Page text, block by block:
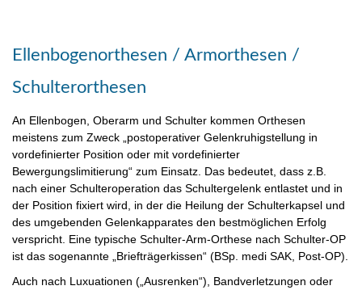
Ellenbogenorthesen / Armorthesen /
Schulterorthesen
An Ellenbogen, Oberarm und Schulter kommen Orthesen
meistens zum Zweck „postoperativer Gelenkruhigstellung in
vordefinierter Position oder mit vordefinierter
Bewergungslimitierung“ zum Einsatz. Das bedeutet, dass z.B.
nach einer Schulteroperation das Schultergelenk entlastet und in
der Position fixiert wird, in der die Heilung der Schulterkapsel und
des umgebenden Gelenkapparates den bestmöglichen Erfolg
verspricht. Eine typische Schulter-Arm-Orthese nach Schulter-OP
ist das sogenannte „Briefträgerkissen“ (BSp. medi SAK, Post-OP).
Auch nach Luxuationen („Ausrenken“), Bandverletzungen oder